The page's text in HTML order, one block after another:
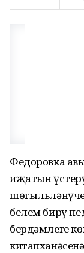
Федоровка
иҗатын үстерү
белем бирү
бердәмлеге